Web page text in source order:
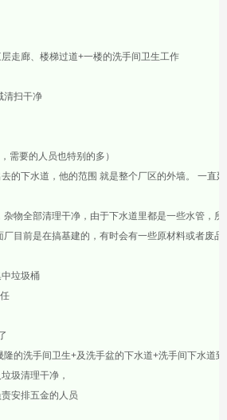
走廊、楼梯过道+一楼的洗手间卫生工作
清扫干净
需要的人员也特别的多）
的下水道，他的范围 就是整个厂区的外墙。
一直
杂物全部清理干净，由于下水道里都是一些水管，
厂目前是在搞基建的，有时会有一些原材料或者废
垃圾桶
隆的洗手间卫生+及洗手盆的下水道+洗手间下水道
圾清理干净，
安排五金的人员